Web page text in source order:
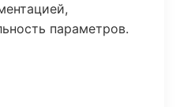
параметров.